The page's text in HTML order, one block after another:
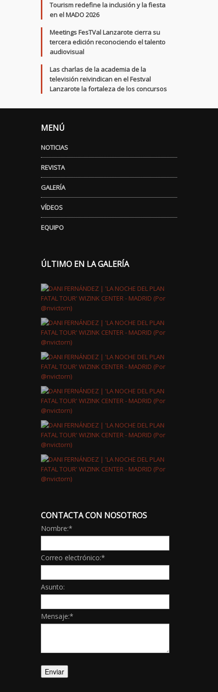
Tourism redefine la inclusión y la fiesta
en el MADO 2026
Meetings FesTVal Lanzarote cierra su
tercera edición reconociendo el talento
audiovisual
Las charlas de la academia de la
televisión reivindican en el Festval
Lanzarote la fortaleza de los concursos
MENÚ
NOTICIAS
REVISTA
GALERÍA
VÍDEOS
EQUIPO
ÚLTIMO EN LA GALERÍA
CONTACTA CON NOSOTROS
Nombre:*
Correo electrónico:*
Asunto:
Mensaje:*